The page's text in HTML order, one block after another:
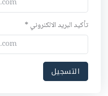
تأكيد البريد الالكنروني *